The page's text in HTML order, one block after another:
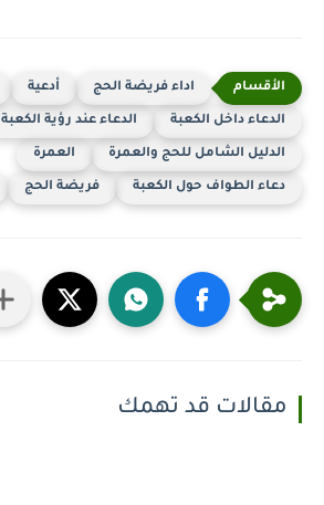
اداء فريضة الحج أدعية
الدعاء داخل الكعبة الدعاء عند رؤية الكعبة
الدليل الشامل للحج والعمرة العمرة
دعاء الطواف حول الكعبة فريضة الحج
مقالات قد تهمك